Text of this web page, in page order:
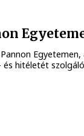
Egyetemen,
és hitéletét szolgáló